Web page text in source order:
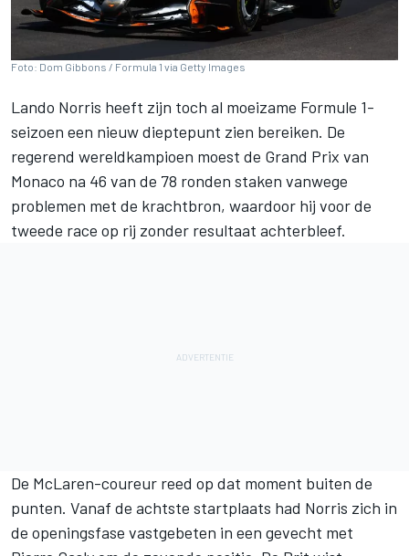
Foto: Dom Gibbons / Formula 1 via Getty Images
Lando Norris heeft zijn toch al moeizame Formule 1-
seizoen een nieuw dieptepunt zien bereiken. De
regerend wereldkampioen moest de Grand Prix van
Monaco na 46 van de 78 ronden staken vanwege
problemen met de krachtbron, waardoor hij voor de
tweede race op rij zonder resultaat achterbleef.
De McLaren-coureur reed op dat moment buiten de
punten. Vanaf de achtste startplaats had Norris zich in
de openingsfase vastgebeten in een gevecht met